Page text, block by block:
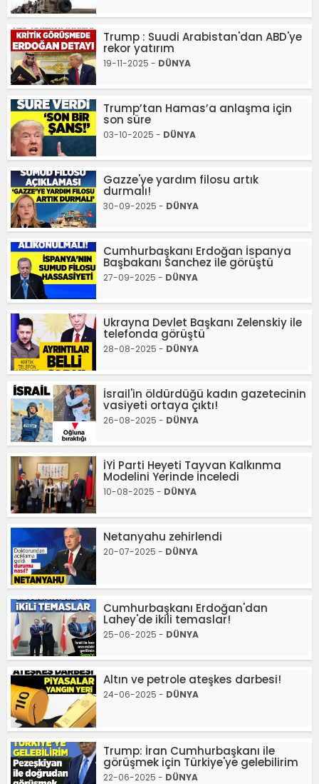
Trump : Suudi Arabistan'dan ABD'ye
rekor yatırım
19-11-2025 - DÜNYA
Trump’tan Hamas’a anlaşma için
son süre
03-10-2025 - DÜNYA
Gazze'ye yardım filosu artık
durmalı!
30-09-2025 - DÜNYA
Cumhurbaşkanı Erdoğan İspanya
Başbakanı Sanchez ile görüştü
27-09-2025 - DÜNYA
Ukrayna Devlet Başkanı Zelenskiy ile
telefonda görüştü
28-08-2025 - DÜNYA
İsrail'in öldürdüğü kadın gazetecinin
vasiyeti ortaya çıktı!
26-08-2025 - DÜNYA
İYİ Parti Heyeti Tayvan Kalkınma
Modelini Yerinde İnceledi
10-08-2025 - DÜNYA
Netanyahu zehirlendi
20-07-2025 - DÜNYA
Cumhurbaşkanı Erdoğan'dan
Lahey'de ikili temaslar!
25-06-2025 - DÜNYA
Altın ve petrole ateşkes darbesi!
24-06-2025 - DÜNYA
Trump: İran Cumhurbaşkanı ile
görüşmek için Türkiye'ye gelebilirim
22-06-2025 - DÜNYA